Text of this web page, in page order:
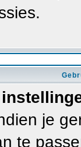
je
te